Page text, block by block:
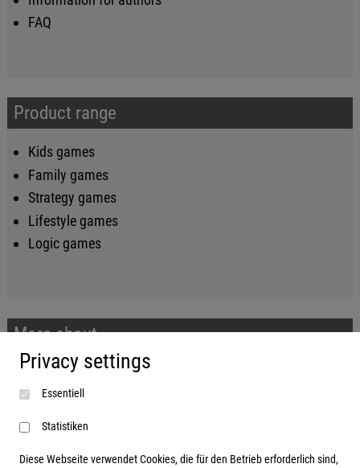
FAQ
Product range
Kids games
Family games
Strategy games
Lifestyle games
Logic games
More about...
Imprint
Terms and conditions
Data protection
Privacy settings
Essentiell
Statistiken
Diese Webseite verwendet Cookies, die für den Betrieb erforderlich sind,